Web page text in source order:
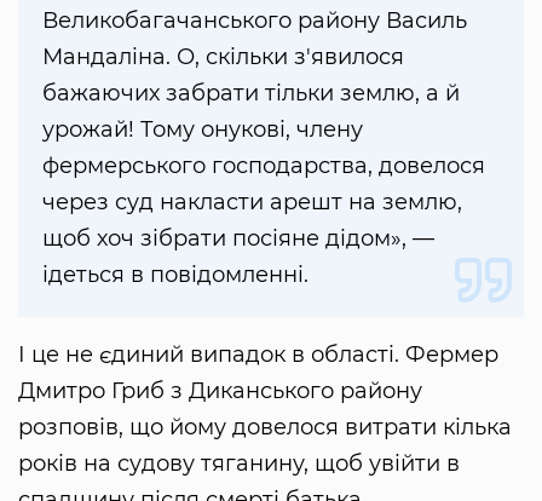
Великобагачанського району Василь
Мандаліна. О, скільки з'явилося
бажаючих забрати тільки землю, а й
урожай! Тому онукові, члену
фермерського господарства, довелося
через суд накласти арешт на землю,
щоб хоч зібрати посіяне дідом», —
ідеться в повідомленні.
І це не єдиний випадок в області. Фермер
Дмитро Гриб з Диканського району
розповів, що йому довелося витрати кілька
років на судову тяганину, щоб увійти в